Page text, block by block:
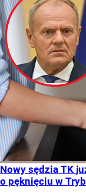
Nowy sędzia TK
o pęknięciu w